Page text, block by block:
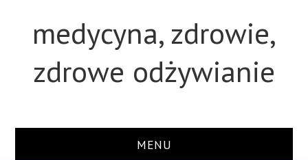
medycyna, zdrowie,
zdrowe odżywianie
MENU